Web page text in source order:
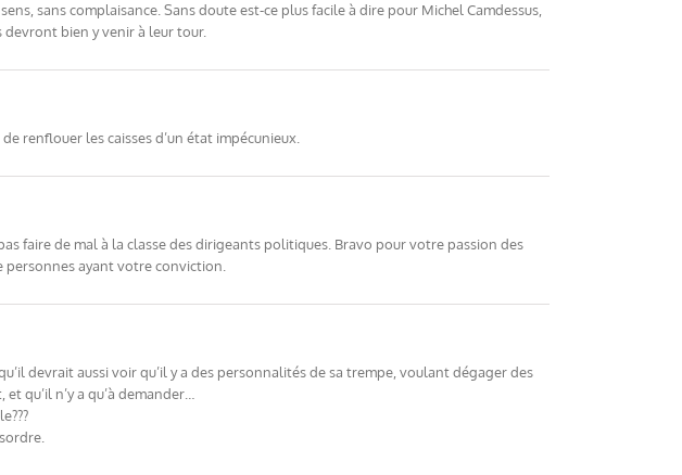
sans complaisance. Sans doute est-ce plus facile à dire pour Michel Camdessus,
devront bien y venir à leur tour.
renflouer les caisses d’un état impécunieux.
faire de mal à la classe des dirigeants politiques. Bravo pour votre passion des
ayant votre conviction.
devrait aussi voir qu’il y a des personnalités de sa trempe, voulant dégager des
qu’il n’y a qu’à demander…